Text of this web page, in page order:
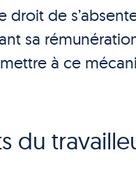
droit de
sa
à ce
du